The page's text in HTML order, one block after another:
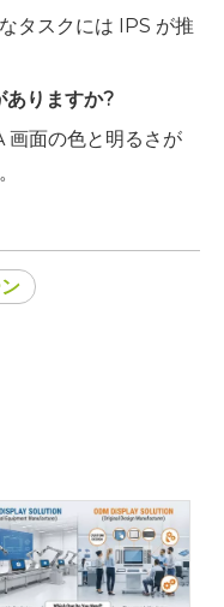
タスクには IPS が推
ありますか?
画面の色と明るさが